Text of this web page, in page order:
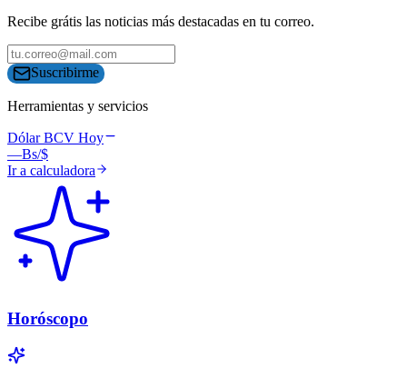
Recibe grátis las noticias más destacadas en tu correo.
Suscribirme
Herramientas y servicios
Dólar BCV Hoy
—Bs/$
Ir a calculadora
Horóscopo